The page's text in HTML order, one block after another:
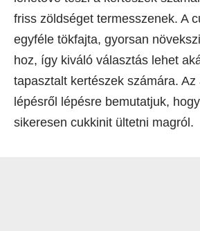
friss zöldséget termesszenek. A
egyféle tökfajta, gyorsan
hoz, így kiváló választás lehet
tapasztalt kertészek számára. Az
lépésről lépésre bemutatjuk,
sikeresen cukkinit ültetni magról.